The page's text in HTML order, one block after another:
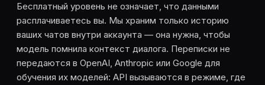
Бесплатный уровень не означает, что данными
расплачиваетесь вы. Мы храним только историю
ваших чатов внутри аккаунта — она нужна, чтобы
модель помнила контекст диалога. Переписки не
передаются в OpenAI, Anthropic или Google для
обучения их моделей: API вызываются в режиме, где